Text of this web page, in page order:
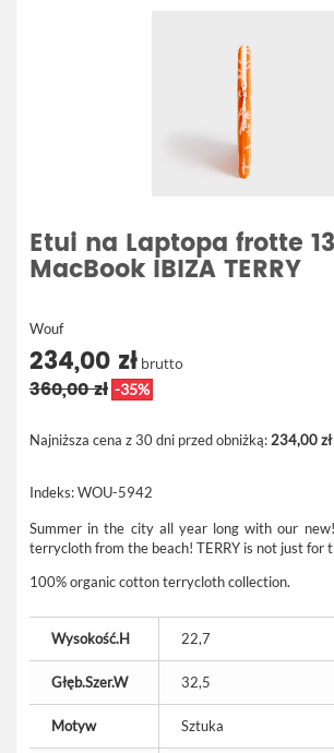
Etui na Laptopa frotte
MacBook IBIZA TERRY
Wouf
234,00 zł brutto
360,00 zł -35%
Najniższa cena z 30 dni przed obniżką: 234,00 zł
Indeks:WOU-5942
Summer in the city all year long with our new!
terrycloth from the beach! TERRY is not just for
100% organic cotton terrycloth collection.
Wysokość.H 22,7
Głęb.Szer.W 32,5
Motyw Sztuka